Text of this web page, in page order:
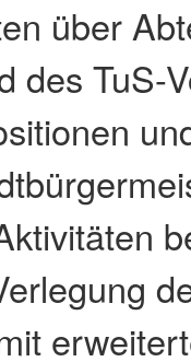
über
des TuS-